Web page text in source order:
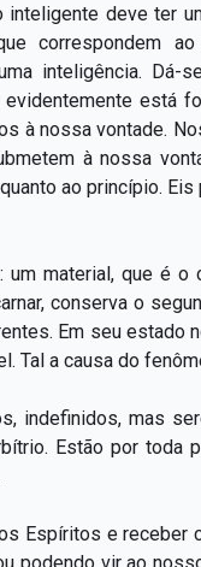
deve ter
correspondem
inteligência.
está
à nossa vontade.
à nossa
ao princípio.
material, que é
conserva o
Em seu estado
Tal a causa do
indefinidos, mas
Estão por
Espíritos e receber